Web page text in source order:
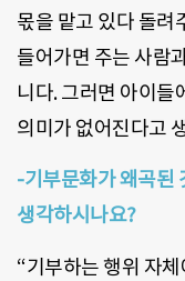
몫을 맡고 있다 돌려
들어가면 주는 사람
니다. 그러면 아이들
의미가 없어진다고
-기부문화가 왜곡된
생각하시나요?
“기부하는 행위 자